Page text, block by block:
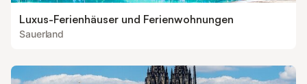
Luxus-Ferienhäuser und Ferienwohnungen
Sauerland